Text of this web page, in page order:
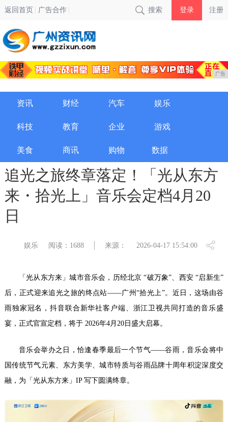
返回首页 广告合作 搜索 登录 注册
广告
资讯 财经 汽车 娱乐
科技 教育 企业 游戏
美食 商讯 购物 数据
追光之旅终章落定！「光从东方
来・拾光上」音乐会定档4月20
日
娱乐 阅读：1688 来源： 2026-04-17 15:54:00
「光从东方来」城市音乐会，历经北京 “破万象”、西安 “启新生”
后，正式迎来追光之旅的终点站——广州“拾光上”。近日，这场由谷
雨独家冠名，抖音联合新华社客户端、浙江卫视共同打造的音乐盛
宴，正式官宣定档，将于 2026年4月20日盛大启幕。
音乐会举办之日，恰逢春季最后一个节气——谷雨，音乐会将中
国传统节气元素、东方美学、城市特质与谷雨品牌十周年积淀深度交
融，为「光从东方来」IP 写下圆满终章。